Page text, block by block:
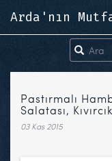
Arda'nın
Pastırmalı
Salatası,
03 Kas 2015